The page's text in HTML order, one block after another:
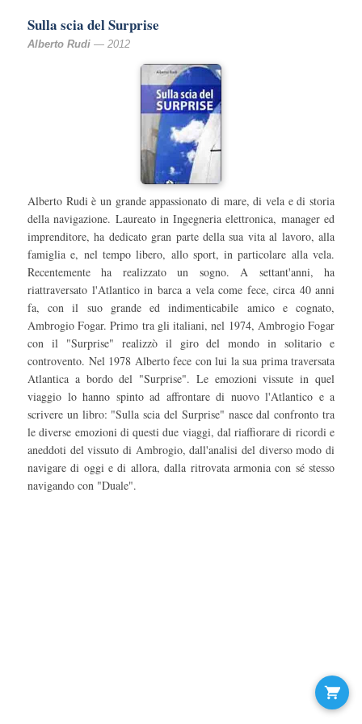
Sulla scia del Surprise
Alberto Rudi — 2012
Alberto Rudi è un grande appassionato di mare, di vela e di storia
della navigazione. Laureato in Ingegneria elettronica, manager ed
imprenditore, ha dedicato gran parte della sua vita al lavoro, alla
famiglia e, nel tempo libero, allo sport, in particolare alla vela.
Recentemente ha realizzato un sogno. A settant'anni, ha
riattraversato l'Atlantico in barca a vela come fece, circa 40 anni
fa, con il suo grande ed indimenticabile amico e cognato,
Ambrogio Fogar. Primo tra gli italiani, nel 1974, Ambrogio Fogar
con il "Surprise" realizzò il giro del mondo in solitario e
controvento. Nel 1978 Alberto fece con lui la sua prima traversata
Atlantica a bordo del "Surprise". Le emozioni vissute in quel
viaggio lo hanno spinto ad affrontare di nuovo l'Atlantico e a
scrivere un libro: "Sulla scia del Surprise" nasce dal confronto tra
le diverse emozioni di questi due viaggi, dal riaffiorare di ricordi e
aneddoti del vissuto di Ambrogio, dall'analisi del diverso modo di
navigare di oggi e di allora, dalla ritrovata armonia con sé stesso
navigando con "Duale".